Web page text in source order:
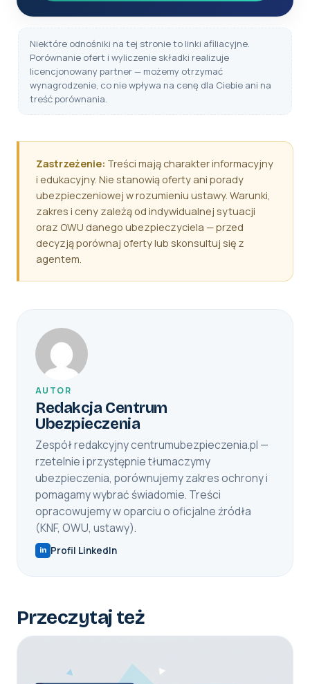
Niektóre odnośniki na tej stronie to linki afiliacyjne.
Porównanie ofert i wyliczenie składki realizuje
licencjonowany partner — możemy otrzymać
wynagrodzenie, co nie wpływa na cenę dla Ciebie ani na
treść porównania.
Zastrzeżenie: Treści mają charakter informacyjny
i edukacyjny. Nie stanowią oferty ani porady
ubezpieczeniowej w rozumieniu ustawy. Warunki,
zakres i ceny zależą od indywidualnej sytuacji
oraz OWU danego ubezpieczyciela — przed
decyzją porównaj oferty lub skonsultuj się z
agentem.
AUTOR
Redakcja Centrum
Ubezpieczenia
Zespół redakcyjny centrumubezpieczenia.pl —
rzetelnie i przystępnie tłumaczymy
ubezpieczenia, porównujemy zakres ochrony i
pomagamy wybrać świadomie. Treści
opracowujemy w oparciu o oficjalne źródła
(KNF, OWU, ustawy).
in Profil LinkedIn
Przeczytaj też